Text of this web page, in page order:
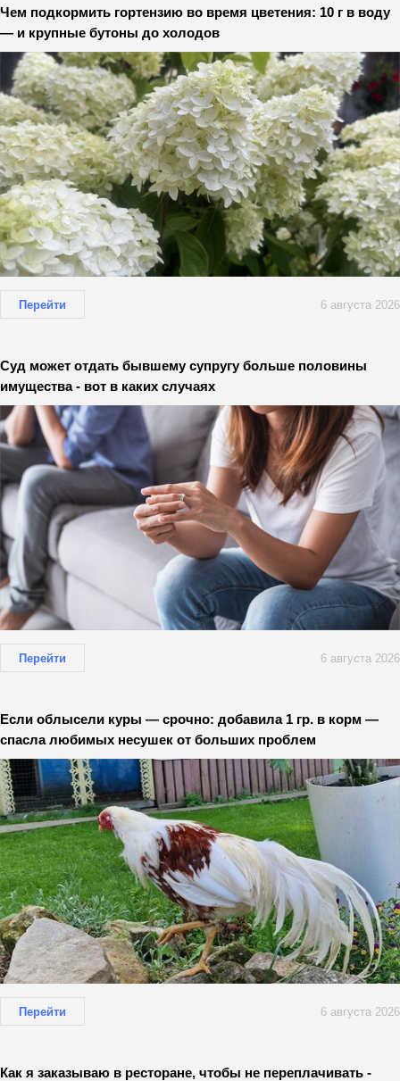
Чем подкормить гортензию во время цветения: 10 г в воду
— и крупные бутоны до холодов
Перейти 6 августа 2026
Суд может отдать бывшему супругу больше половины
имущества - вот в каких случаях
Перейти 6 августа 2026
Если облысели куры — срочно: добавила 1 гр. в корм —
спасла любимых несушек от больших проблем
Перейти 6 августа 2026
Как я заказываю в ресторане, чтобы не переплачивать -